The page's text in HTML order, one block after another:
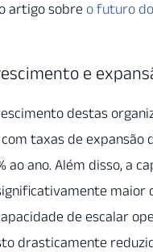
artigo sobre o futuro
e
destas
taxas de expansão
ao ano. Além disso, a
maior
de escalar
drasticamente